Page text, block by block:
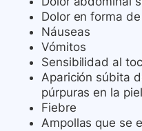
Dolor en forma
Náuseas
Vómitos
Sensibilidad al
Aparición súbita
púrpuras en la piel
Fiebre
Ampollas que se